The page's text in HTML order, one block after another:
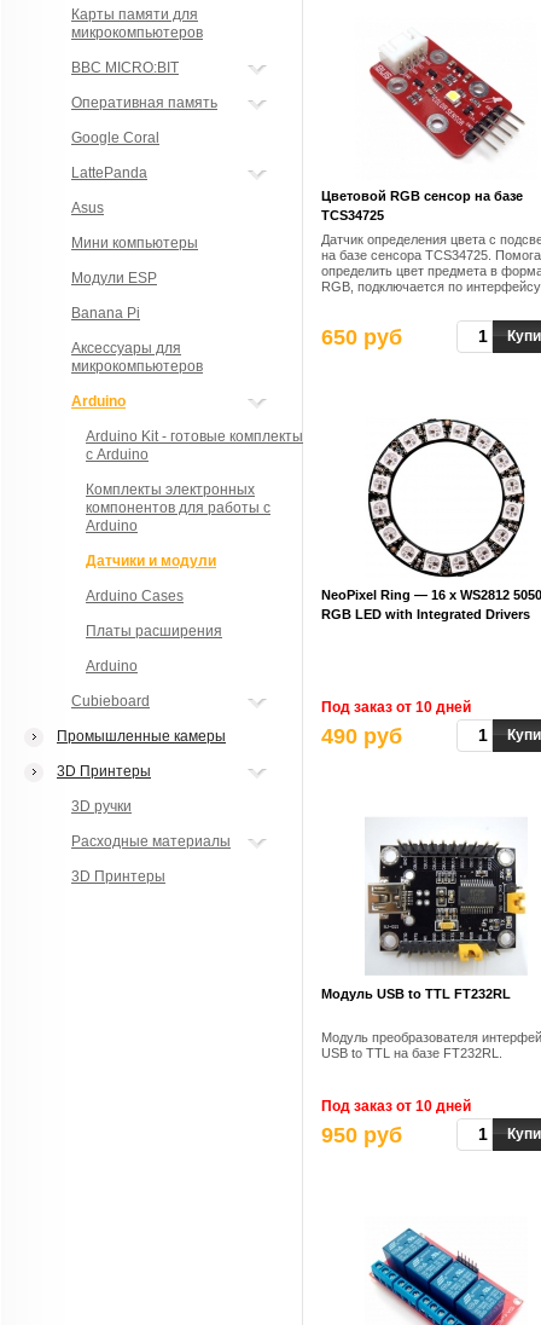
Карты памяти для
микрокомпьютеров
BBC MICRO:BIT
Оперативная память
Google Coral
LattePanda
Asus
Мини компьютеры
Модули ESP
Banana Pi
Аксессуары для
микрокомпьютеров
Arduino
Arduino Kit - готовые комплекты
с Arduino
Комплекты электронных
компонентов для работы с
Arduino
Датчики и модули
Arduino Cases
Платы расширения
Arduino
Cubieboard
Промышленные камеры
3D Принтеры
3D ручки
Расходные материалы
3D Принтеры
Цветовой RGB сенсор на базе
TCS34725
Датчик определения цвета с
на базе сенсора TCS34725.
определить цвет предмета в
RGB, подключается по
650 руб
NeoPixel Ring — 16 x WS2812 5050
RGB LED with Integrated Drivers
Под заказ от 10 дней
490 руб
Модуль USB to TTL FT232RL
Модуль преобразователя
USB to TTL на базе FT232RL.
Под заказ от 10 дней
950 руб